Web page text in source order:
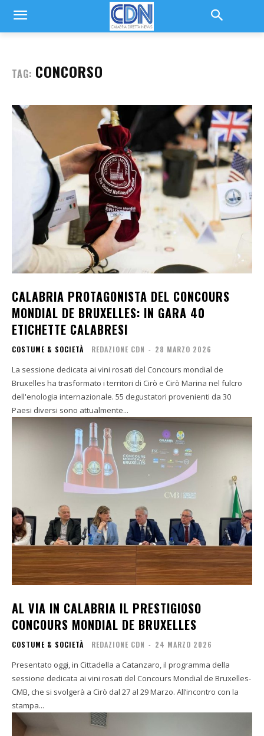
TAG: CONCORSO
CALABRIA PROTAGONISTA DEL CONCOURS
MONDIAL DE BRUXELLES: IN GARA 40
ETICHETTE CALABRESI
COSTUME & SOCIETÀ REDAZIONE CDN - 28 MARZO 2026
La sessione dedicata ai vini rosati del Concours mondial de
Bruxelles ha trasformato i territori di Cirò e Cirò Marina nel fulcro
dell'enologia internazionale. 55 degustatori provenienti da 30
Paesi diversi sono attualmente...
AL VIA IN CALABRIA IL PRESTIGIOSO
CONCOURS MONDIAL DE BRUXELLES
COSTUME & SOCIETÀ REDAZIONE CDN - 24 MARZO 2026
Presentato oggi, in Cittadella a Catanzaro, il programma della
sessione dedicata ai vini rosati del Concours Mondial de Bruxelles-
CMB, che si svolgerà a Cirò dal 27 al 29 Marzo. All’incontro con la
stampa...